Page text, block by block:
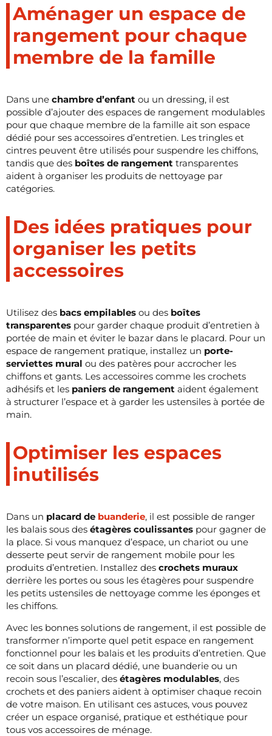
Aménager un espace de
rangement pour chaque
membre de la famille
Dans une chambre d’enfant ou un dressing, il est
possible d’ajouter des espaces de rangement modulables
pour que chaque membre de la famille ait son espace
dédié pour ses accessoires d’entretien. Les tringles et
cintres peuvent être utilisés pour suspendre les chiffons,
tandis que des boîtes de rangement transparentes
aident à organiser les produits de nettoyage par
catégories.
Des idées pratiques pour
organiser les petits
accessoires
Utilisez des bacs empilables ou des boîtes
transparentes pour garder chaque produit d’entretien à
portée de main et éviter le bazar dans le placard. Pour un
espace de rangement pratique, installez un porte-
serviettes mural ou des patères pour accrocher les
chiffons et gants. Les accessoires comme les crochets
adhésifs et les paniers de rangement aident également
à structurer l’espace et à garder les ustensiles à portée de
main.
Optimiser les espaces
inutilisés
Dans un placard de buanderie, il est possible de ranger
les balais sous des étagères coulissantes pour gagner de
la place. Si vous manquez d’espace, un chariot ou une
desserte peut servir de rangement mobile pour les
produits d’entretien. Installez des crochets muraux
derrière les portes ou sous les étagères pour suspendre
les petits ustensiles de nettoyage comme les éponges et
les chiffons.
Avec les bonnes solutions de rangement, il est possible de
transformer n’importe quel petit espace en rangement
fonctionnel pour les balais et les produits d’entretien. Que
ce soit dans un placard dédié, une buanderie ou un
recoin sous l’escalier, des étagères modulables, des
crochets et des paniers aident à optimiser chaque recoin
de votre maison. En utilisant ces astuces, vous pouvez
créer un espace organisé, pratique et esthétique pour
tous vos accessoires de ménage.